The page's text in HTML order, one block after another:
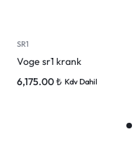
SR1
Voge sr1 krank
6,175.00₺ Kdv Dahil